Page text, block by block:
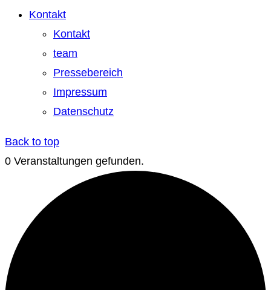
Kontakt
Kontakt
team
Pressebereich
Impressum
Datenschutz
Back to top
0 Veranstaltungen gefunden.